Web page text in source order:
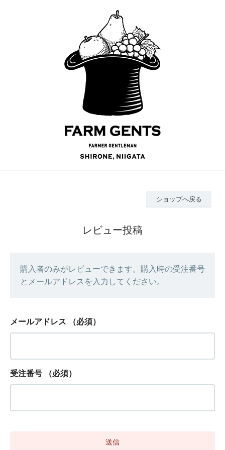
ショップへ戻る
レビュー投稿
購入者のみがレビューできます。購入時の受注番号
とメールアドレスを入力してください。
メールアドレス （必須）
受注番号 （必須）